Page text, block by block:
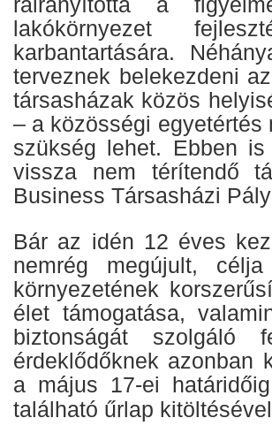
lakókörnyezet
karbantartására.
terveznek belekezdeni
társasházak közös
– a közösségi
szükség lehet. Ebben
vissza nem térítendő
Business Társasházi
Bár az idén 12 éves
nemrég megújult,
környezetének
élet támogatása,
biztonságát szolgáló
érdeklődőknek azonban
a május 17-ei
található űrlap